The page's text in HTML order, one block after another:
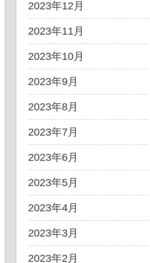
2023年12月
2023年11月
2023年10月
2023年9月
2023年8月
2023年7月
2023年6月
2023年5月
2023年4月
2023年3月
2023年2月